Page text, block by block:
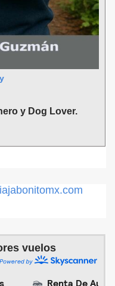
y Dog Lover.
vuelos